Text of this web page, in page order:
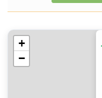
+
−